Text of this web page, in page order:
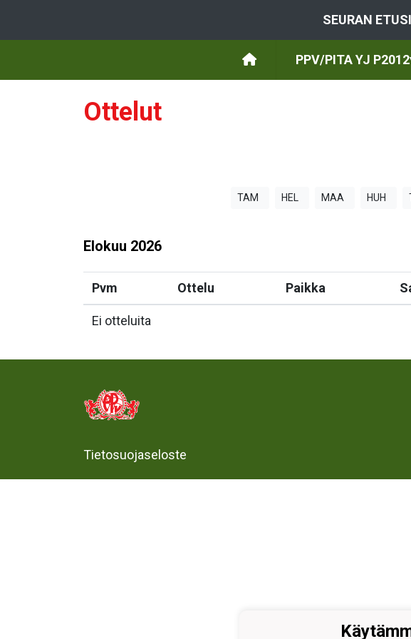
SEURAN
PPV/PITA YJ P2012
Ottelut
TAM HEL MAA HUH
Elokuu 2026
Pvm Ottelu Paikka
Ei otteluita
Tietosuojaseloste